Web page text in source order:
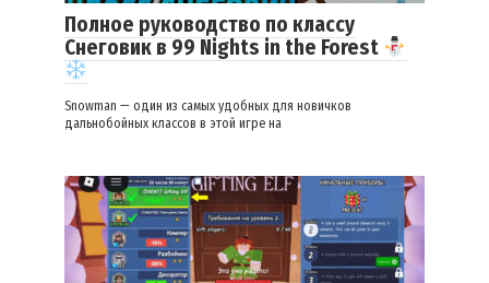
Полное руководство по классу
Снеговик в 99 Nights in the Forest
Snowman — один из самых удобных для новичков
дальнобойных классов в этой игре на